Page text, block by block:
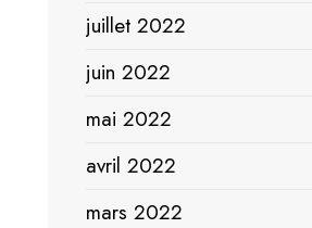
juillet 2022
juin 2022
mai 2022
avril 2022
mars 2022